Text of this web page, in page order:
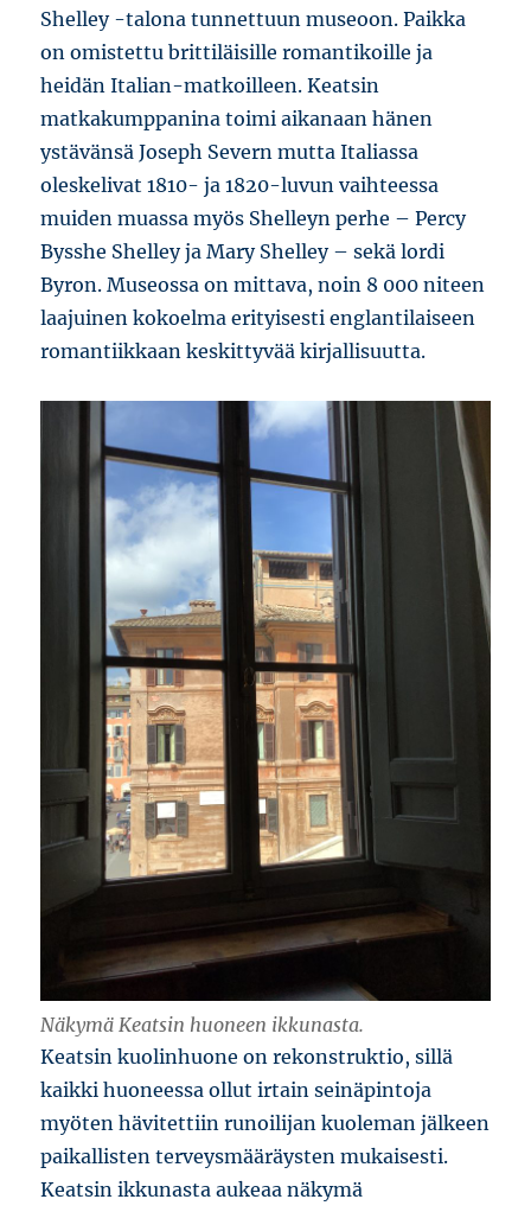
Shelley -talona tunnettuun museoon. Paikka
on omistettu brittiläisille romantikoille ja
heidän Italian-matkoilleen. Keatsin
matkakumppanina toimi aikanaan hänen
ystävänsä Joseph Severn mutta Italiassa
oleskelivat 1810- ja 1820-luvun vaihteessa
muiden muassa myös Shelleyn perhe – Percy
Bysshe Shelley ja Mary Shelley – sekä lordi
Byron. Museossa on mittava, noin 8 000 niteen
laajuinen kokoelma erityisesti englantilaiseen
romantiikkaan keskittyvää kirjallisuutta.
Näkymä Keatsin huoneen ikkunasta.
Keatsin kuolinhuone on rekonstruktio, sillä
kaikki huoneessa ollut irtain seinäpintoja
myöten hävitettiin runoilijan kuoleman jälkeen
paikallisten terveysmääräysten mukaisesti.
Keatsin ikkunasta aukeaa näkymä